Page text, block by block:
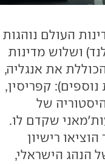
מכן, רק 30 אחוז ממדינות העולם נוהגות
ושלוש מדינות
את אנגליה,
נוספים): קפריסין,
של
שקדם לו.
רישיון
הנהג הישראלי,